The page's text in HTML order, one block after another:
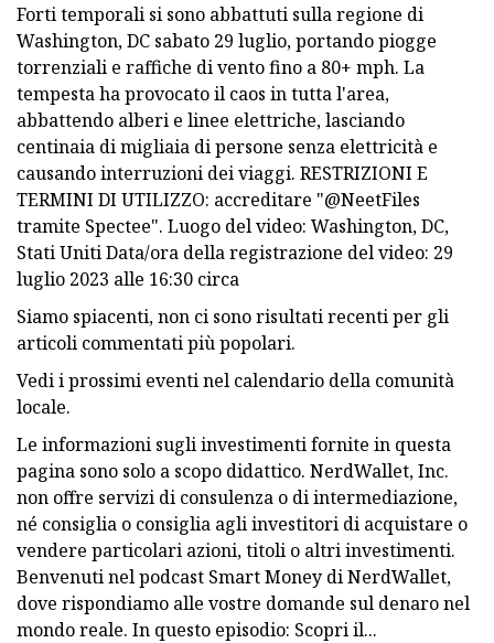
Forti temporali si sono abbattuti sulla regione di
Washington, DC sabato 29 luglio, portando piogge
torrenziali e raffiche di vento fino a 80+ mph. La
tempesta ha provocato il caos in tutta l'area,
abbattendo alberi e linee elettriche, lasciando
centinaia di migliaia di persone senza elettricità e
causando interruzioni dei viaggi. RESTRIZIONI E
TERMINI DI UTILIZZO: accreditare "@NeetFiles
tramite Spectee". Luogo del video: Washington, DC,
Stati Uniti Data/ora della registrazione del video: 29
luglio 2023 alle 16:30 circa
Siamo spiacenti, non ci sono risultati recenti per gli
articoli commentati più popolari.
Vedi i prossimi eventi nel calendario della comunità
locale.
Le informazioni sugli investimenti fornite in questa
pagina sono solo a scopo didattico. NerdWallet, Inc.
non offre servizi di consulenza o di intermediazione,
né consiglia o consiglia agli investitori di acquistare o
vendere particolari azioni, titoli o altri investimenti.
Benvenuti nel podcast Smart Money di NerdWallet,
dove rispondiamo alle vostre domande sul denaro nel
mondo reale. In questo episodio: Scopri il...